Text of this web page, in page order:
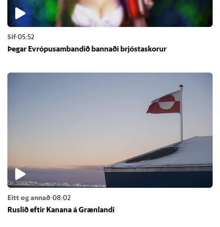
Sif·05:52
Þeg­ar Evr­ópu­sam­band­ið bann­aði brjósta­skor­ur
Eitt og annað·08:02
Rusl­ið eft­ir Kan­ana á Græn­landi